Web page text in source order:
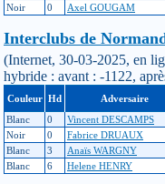
Noir
0 Axel GOUGAM
Interclubs de
(Internet, 30-03-2025, en
hybride : avant : -1122,
Couleur Hd Adversaire
Blanc
0 Vincent DESCAMPS
Noir
0 Fabrice DRUAUX
Blanc
3 Anaïs WARGNY
Blanc
6 Helene HENRY